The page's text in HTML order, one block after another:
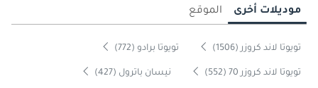
موديلات أخرى الموقع
تويوتا لاند كروزر (1506) تويوتا برادو (772)
تويوتا لاند كروزر 70 (552) نيسان باترول (427)